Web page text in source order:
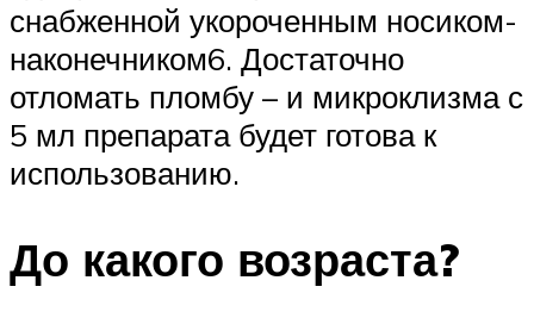
снабженной укороченным носиком-
наконечником6. Достаточно
отломать пломбу – и микроклизма с
5 мл препарата будет готова к
использованию.
До какого возраста?